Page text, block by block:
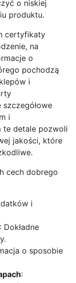
o niskiej
produktu.
certyfikaty
na
o
pochodzą
i
i
te detale pozwoli
jakości, które
cech dobrego
i
: Dokładne
o sposobie
: